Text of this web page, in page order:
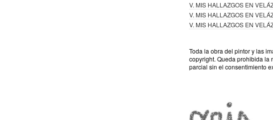
V. MIS HALLAZGOS EN
V. MIS HALLAZGOS EN
V. MIS HALLAZGOS EN
Toda la obra del pintor y las
copyright. Queda prohibida la
parcial sin el consentimiento